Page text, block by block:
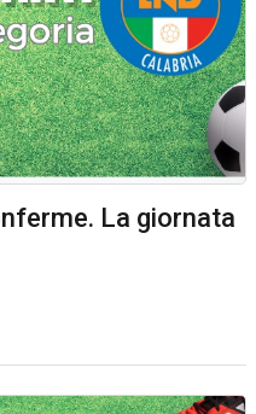
La giornata